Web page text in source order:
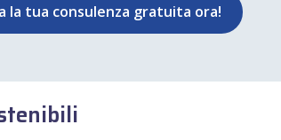
la tua consulenza gratuita ora!